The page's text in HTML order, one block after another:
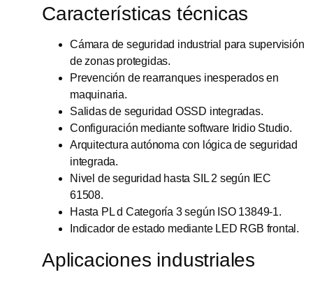
Características técnicas
Cámara de seguridad industrial para supervisión
de zonas protegidas.
Prevención de rearranques inesperados en
maquinaria.
Salidas de seguridad OSSD integradas.
Configuración mediante software Iridio Studio.
Arquitectura autónoma con lógica de seguridad
integrada.
Nivel de seguridad hasta SIL 2 según IEC
61508.
Hasta PL d Categoría 3 según ISO 13849-1.
Indicador de estado mediante LED RGB frontal.
Aplicaciones industriales